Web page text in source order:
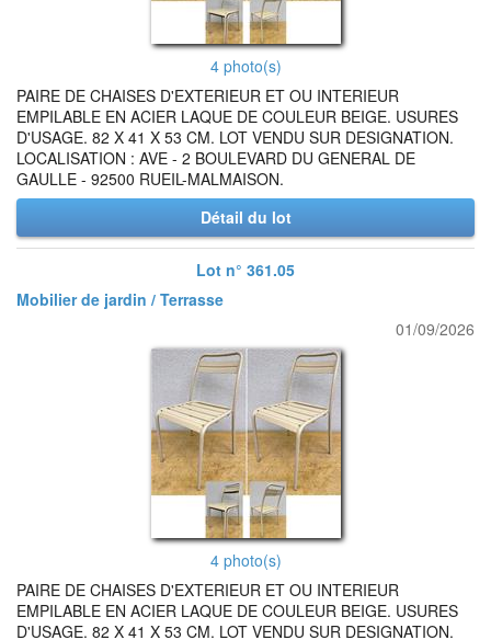
4 photo(s)
PAIRE DE CHAISES D'EXTERIEUR ET OU INTERIEUR
EMPILABLE EN ACIER LAQUE DE COULEUR BEIGE. USURES
D'USAGE. 82 X 41 X 53 CM. LOT VENDU SUR DESIGNATION.
LOCALISATION : AVE - 2 BOULEVARD DU GENERAL DE
GAULLE - 92500 RUEIL-MALMAISON.
Détail du lot
Lot n° 361.05
Mobilier de jardin / Terrasse
01/09/2026
4 photo(s)
PAIRE DE CHAISES D'EXTERIEUR ET OU INTERIEUR
EMPILABLE EN ACIER LAQUE DE COULEUR BEIGE. USURES
D'USAGE. 82 X 41 X 53 CM. LOT VENDU SUR DESIGNATION.